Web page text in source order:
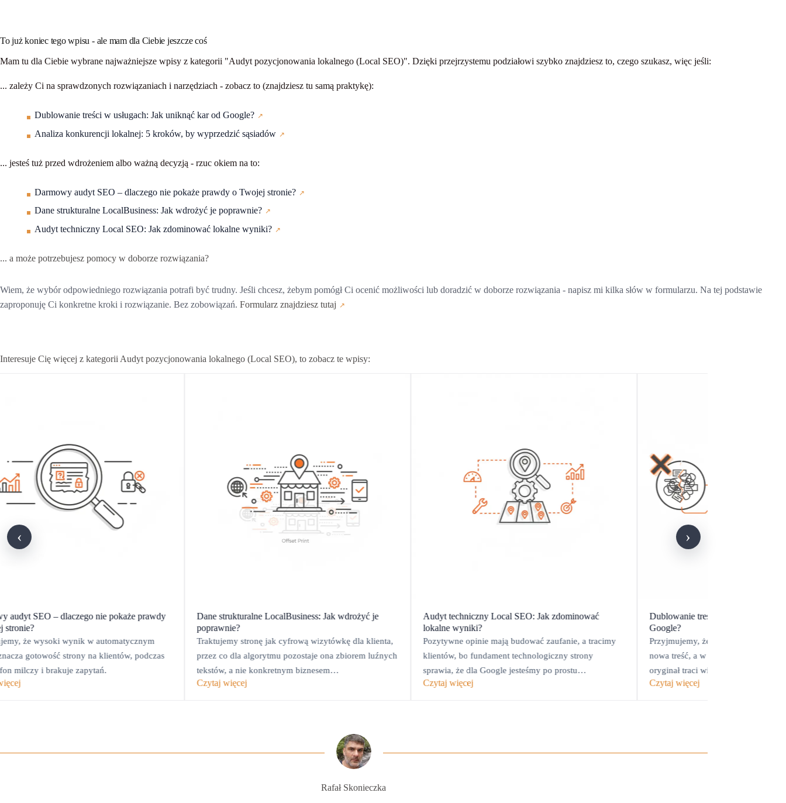
To już koniec tego wpisu - ale mam dla Ciebie jeszcze coś
Mam tu dla Ciebie wybrane najważniejsze wpisy z kategorii "Audyt pozycjonowania lokalnego (Local SEO)". Dzięki przejrzystemu podziałowi szybko znajdziesz to, czego szukasz, więc jeśli:
... zależy Ci na sprawdzonych rozwiązaniach i narzędziach - zobacz to (znajdziesz tu samą praktykę):
Dublowanie treści w usługach: Jak uniknąć kar od Google?
Analiza konkurencji lokalnej: 5 kroków, by wyprzedzić sąsiadów
... jesteś tuż przed wdrożeniem albo ważną decyzją - rzuc okiem na to:
Darmowy audyt SEO – dlaczego nie pokaże prawdy o Twojej stronie?
Dane strukturalne LocalBusiness: Jak wdrożyć je poprawnie?
Audyt techniczny Local SEO: Jak zdominować lokalne wyniki?
... a może potrzebujesz pomocy w doborze rozwiązania?
Wiem, że wybór odpowiedniego rozwiązania potrafi być trudny. Jeśli chcesz, żebym pomógł Ci ocenić możliwości lub doradzić w doborze rozwiązania - napisz mi kilka słów w formularzu. Na tej podstawie
zaproponuję Ci konkretne kroki i rozwiązanie. Bez zobowiązań. Formularz znajdziesz tutaj
Interesuje Cię więcej z kategorii Audyt pozycjonowania lokalnego (Local SEO), to zobacz te wpisy:
audyt SEO – dlaczego nie pokaże prawdy
stronie?
że wysoki wynik w automatycznym
gotowość strony na klientów, podczas
milczy i brakuje zapytań.
Dane strukturalne LocalBusiness: Jak wdrożyć je
poprawnie?
Traktujemy stronę jak cyfrową wizytówkę dla klienta,
przez co dla algorytmu pozostaje ona zbiorem luźnych
tekstów, a nie konkretnym biznesem…
Czytaj więcej
Audyt techniczny Local SEO: Jak zdominować
lokalne wyniki?
Pozytywne opinie mają budować zaufanie, a tracimy
klientów, bo fundament technologiczny strony
sprawia, że dla Google jesteśmy po prostu
niewiarygodni.
Czytaj więcej
Dublowanie treści w usługach: Jak
Google?
Przyjmujemy, że podstrona "usługa
nowa treść, a w rzeczywistości
oryginał traci widoczność w…
Czytaj więcej
‹ ›
Rafał Skonieczka